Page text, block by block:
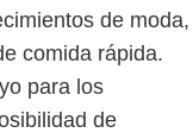
de moda,
comida rápida.
para los
de